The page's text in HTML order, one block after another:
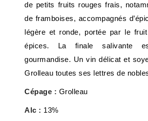
de petits fruits rouges frais,
de framboises, accompagnés
légère et ronde, portée par le
épices. La finale salivante
gourmandise. Un vin délicat et
Grolleau toutes ses lettres de
Cépage : Grolleau
Alc : 13%